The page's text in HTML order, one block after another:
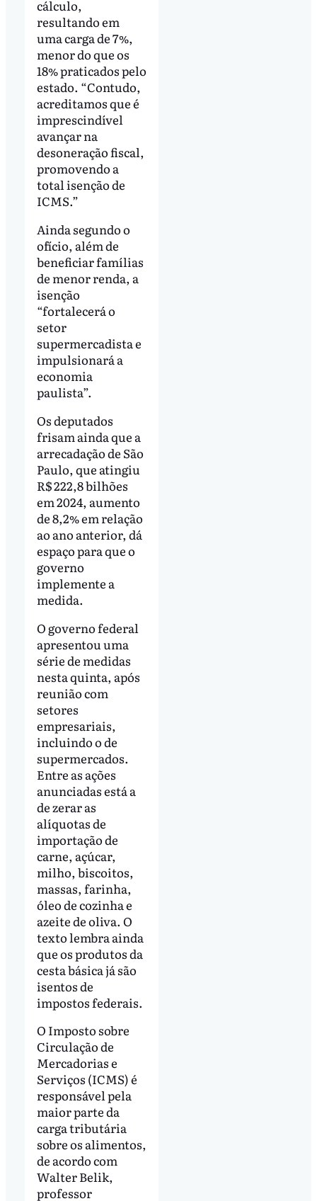
cálculo,
resultando em
uma carga de 7%,
menor do que os
18% praticados pelo
estado. “Contudo,
acreditamos que é
imprescindível
avançar na
desoneração fiscal,
promovendo a
total isenção de
ICMS.”
Ainda segundo o
ofício, além de
beneficiar famílias
de menor renda, a
isenção
“fortalecerá o
setor
supermercadista e
impulsionará a
economia
paulista”.
Os deputados
frisam ainda que a
arrecadação de São
Paulo, que atingiu
R$ 222,8 bilhões
em 2024, aumento
de 8,2% em relação
ao ano anterior, dá
espaço para que o
governo
implemente a
medida.
O governo federal
apresentou uma
série de medidas
nesta quinta, após
reunião com
setores
empresariais,
incluindo o de
supermercados.
Entre as ações
anunciadas está a
de zerar as
alíquotas de
importação de
carne, açúcar,
milho, biscoitos,
massas, farinha,
óleo de cozinha e
azeite de oliva. O
texto lembra ainda
que os produtos da
cesta básica já são
isentos de
impostos federais.
O Imposto sobre
Circulação de
Mercadorias e
Serviços (ICMS) é
responsável pela
maior parte da
carga tributária
sobre os alimentos,
de acordo com
Walter Belik,
professor